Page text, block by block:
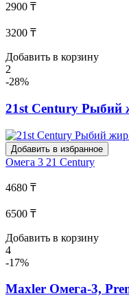
2900 ₸
3200 ₸
Добавить в корзину
2
-28%
21st Century Рыбий
Добавить в избранное
Омега 3 21 Century
4680 ₸
6500 ₸
Добавить в корзину
4
-17%
Maxler Омега-3,